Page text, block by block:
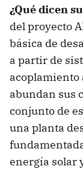
¿Qué dicen
del proyecto
básica de
a partir de
abundan sus
conjunto de
una planta
energía solar